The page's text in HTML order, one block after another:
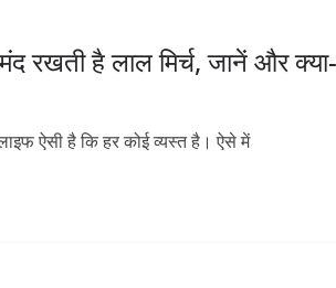
है लाल मिर्च, जानें और
ऐसी है कि हर कोई व्यस्त है। ऐसे में